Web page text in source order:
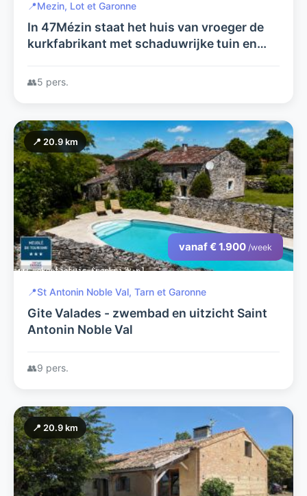
📍Mezin, Lot et Garonne
In 47Mézin staat het huis van vroeger de
kurkfabrikant met schaduwrijke tuin en
en restaurants.
👥5 pers.
📍 20.9 km
vanaf € 1.900 /week
📍St Antonin Noble Val, Tarn et Garonne
Gite Valades - zwembad en uitzicht Saint
Antonin Noble Val
👥9 pers.
📍 20.9 km